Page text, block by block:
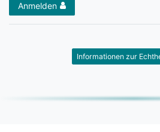
Anmelden
Informationen zur